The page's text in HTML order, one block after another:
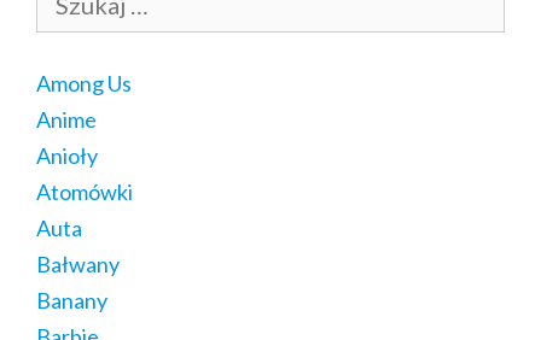
Among Us
Anime
Anioły
Atomówki
Auta
Bałwany
Banany